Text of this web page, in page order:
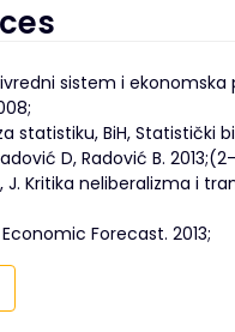
sistem i ekonomska
statistiku, BiH, Statistički
D, Radović B.
J. Kritika neliberalizma i
Forecast. 2013;